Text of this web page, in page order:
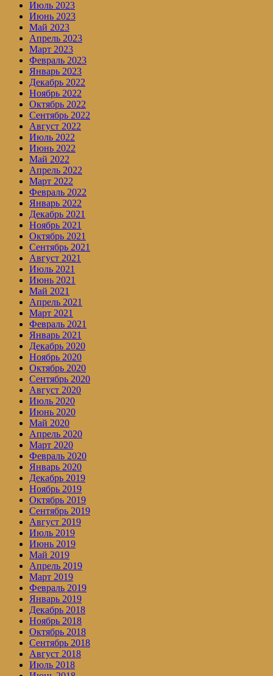
Июль 2023
Июнь 2023
Май 2023
Апрель 2023
Март 2023
Февраль 2023
Январь 2023
Декабрь 2022
Ноябрь 2022
Октябрь 2022
Сентябрь 2022
Август 2022
Июль 2022
Июнь 2022
Май 2022
Апрель 2022
Март 2022
Февраль 2022
Январь 2022
Декабрь 2021
Ноябрь 2021
Октябрь 2021
Сентябрь 2021
Август 2021
Июль 2021
Июнь 2021
Май 2021
Апрель 2021
Март 2021
Февраль 2021
Январь 2021
Декабрь 2020
Ноябрь 2020
Октябрь 2020
Сентябрь 2020
Август 2020
Июль 2020
Июнь 2020
Май 2020
Апрель 2020
Март 2020
Февраль 2020
Январь 2020
Декабрь 2019
Ноябрь 2019
Октябрь 2019
Сентябрь 2019
Август 2019
Июль 2019
Июнь 2019
Май 2019
Апрель 2019
Март 2019
Февраль 2019
Январь 2019
Декабрь 2018
Ноябрь 2018
Октябрь 2018
Сентябрь 2018
Август 2018
Июль 2018